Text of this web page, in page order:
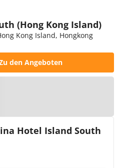
(Hong Kong Island)
Kong Island, Hongkong
den Angeboten
Hotel Island South